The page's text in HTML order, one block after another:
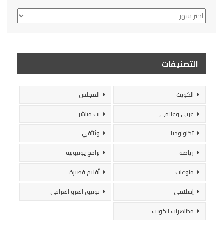
الأرشيف
التصنيفات
الكويت
المجلس
عربي وعالمي
بث مباشر
تكنولوجيا
وثائقي
رياضة
برامج يوتيوبية
منوعات
أفلام قصيرة
إسلامي
توثيق الغزو العراقي
مظاهرات الكويت